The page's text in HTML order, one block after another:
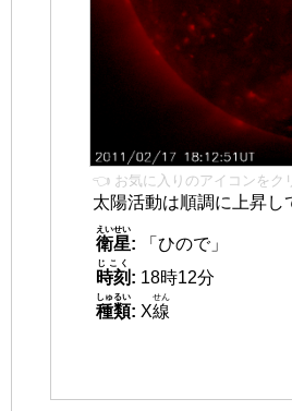
👈 お気に入りのアイコンをク
太陽活動は順調に上昇し
衛星
えいせい
:
「ひので」
時刻
じこく
: 18時12分
種類
しゅるい
: X線
せん